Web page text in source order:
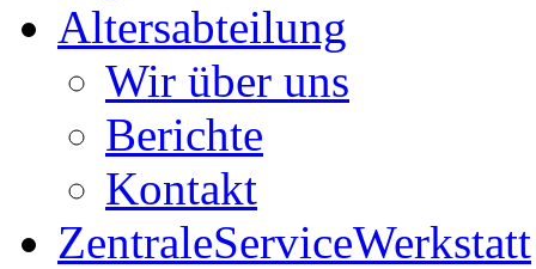
Altersabteilung
Wir über uns
Berichte
Kontakt
ZentraleServiceWerkstatt